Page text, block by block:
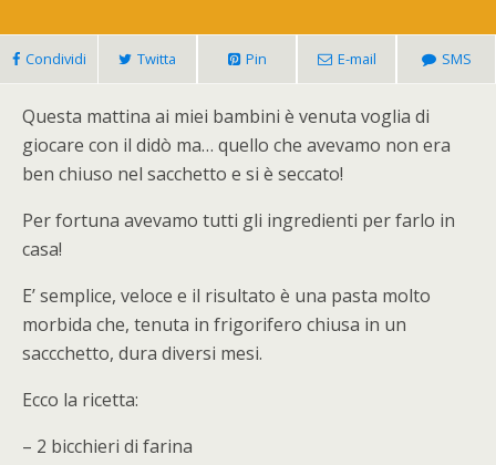
Condividi Twitta Pin E-mail SMS
Questa mattina ai miei bambini è venuta voglia di
giocare con il didò ma… quello che avevamo non era
ben chiuso nel sacchetto e si è seccato!
Per fortuna avevamo tutti gli ingredienti per farlo in
casa!
E’ semplice, veloce e il risultato è una pasta molto
morbida che, tenuta in frigorifero chiusa in un
saccchetto, dura diversi mesi.
Ecco la ricetta:
– 2 bicchieri di farina